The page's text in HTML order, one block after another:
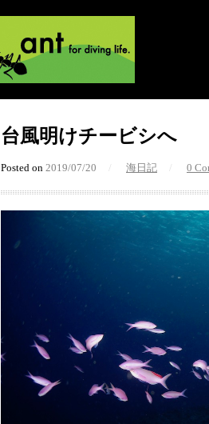
台風明けチービシへ
Posted on 2019/07/20 海日記 0